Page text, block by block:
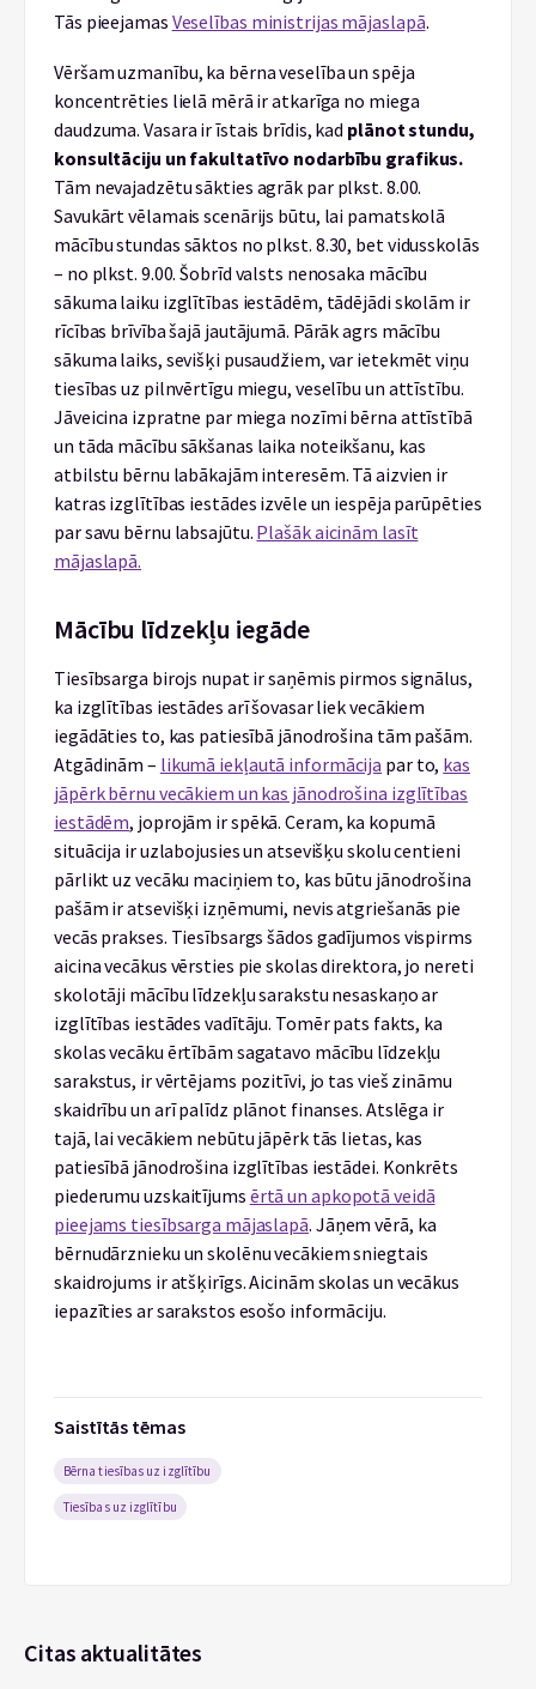
Tās pieejamas Veselības ministrijas mājaslapā.
Vēršam uzmanību, ka bērna veselība un spēja
koncentrēties lielā mērā ir atkarīga no miega
daudzuma. Vasara ir īstais brīdis, kad plānot stundu,
konsultāciju un fakultatīvo nodarbību grafikus.
Tām nevajadzētu sākties agrāk par plkst. 8.00.
Savukārt vēlamais scenārijs būtu, lai pamatskolā
mācību stundas sāktos no plkst. 8.30, bet vidusskolās
– no plkst. 9.00. Šobrīd valsts nenosaka mācību
sākuma laiku izglītības iestādēm, tādējādi skolām ir
rīcības brīvība šajā jautājumā. Pārāk agrs mācību
sākuma laiks, sevišķi pusaudžiem, var ietekmēt viņu
tiesības uz pilnvērtīgu miegu, veselību un attīstību.
Jāveicina izpratne par miega nozīmi bērna attīstībā
un tāda mācību sākšanas laika noteikšanu, kas
atbilstu bērnu labākajām interesēm. Tā aizvien ir
katras izglītības iestādes izvēle un iespēja parūpēties
par savu bērnu labsajūtu. Plašāk aicinām lasīt
mājaslapā.
Mācību līdzekļu iegāde
Tiesībsarga birojs nupat ir saņēmis pirmos signālus,
ka izglītības iestādes arī šovasar liek vecākiem
iegādāties to, kas patiesībā jānodrošina tām pašām.
Atgādinām – likumā iekļautā informācija par to, kas
jāpērk bērnu vecākiem un kas jānodrošina izglītības
iestādēm, joprojām ir spēkā. Ceram, ka kopumā
situācija ir uzlabojusies un atsevišķu skolu centieni
pārlikt uz vecāku maciņiem to, kas būtu jānodrošina
pašām ir atsevišķi izņēmumi, nevis atgriešanās pie
vecās prakses. Tiesībsargs šādos gadījumos vispirms
aicina vecākus vērsties pie skolas direktora, jo nereti
skolotāji mācību līdzekļu sarakstu nesaskaņo ar
izglītības iestādes vadītāju. Tomēr pats fakts, ka
skolas vecāku ērtībām sagatavo mācību līdzekļu
sarakstus, ir vērtējams pozitīvi, jo tas vieš zināmu
skaidrību un arī palīdz plānot finanses. Atslēga ir
tajā, lai vecākiem nebūtu jāpērk tās lietas, kas
patiesībā jānodrošina izglītības iestādei. Konkrēts
piederumu uzskaitījums ērtā un apkopotā veidā
pieejams tiesībsarga mājaslapā. Jāņem vērā, ka
bērnudārznieku un skolēnu vecākiem sniegtais
skaidrojums ir atšķirīgs. Aicinām skolas un vecākus
iepazīties ar sarakstos esošo informāciju.
Saistītās tēmas
Bērna tiesības uz izglītību
Tiesības uz izglītību
Citas aktualitātes